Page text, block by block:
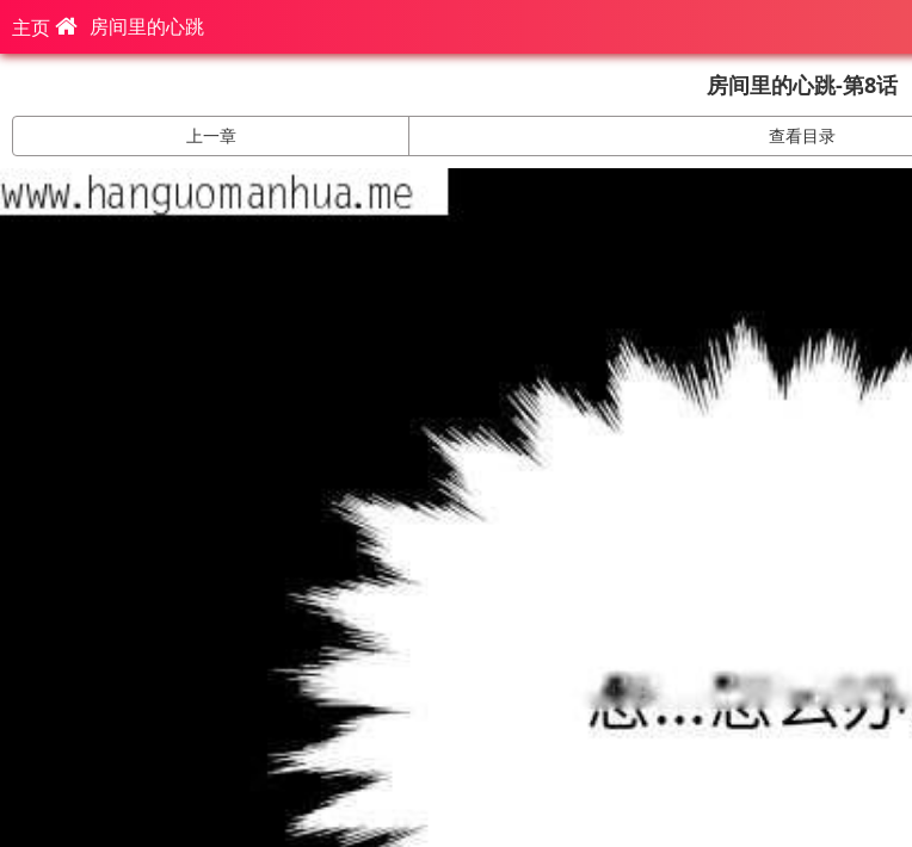
主页 房间里的心跳
房间里的心跳-第8话
上一章 查看目录